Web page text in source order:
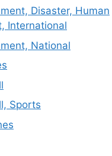
Disaster, Human
International
National
Sports